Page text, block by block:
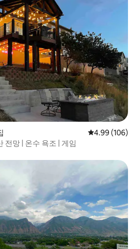
평점 4.99점(5
4.99 (106)
전망 | 온수 욕조 | 게임